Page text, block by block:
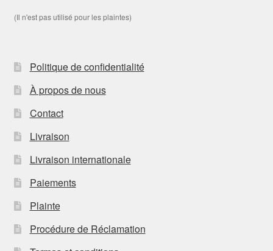
(Il n'est pas utilisé pour les plaintes)
Politique de confidentialité
À propos de nous
Contact
Livraison
Livraison internationale
Paiements
Plainte
Procédure de Réclamation